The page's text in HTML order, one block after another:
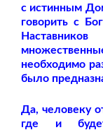
с истинным
говорить с
необходимо
было
Да, человеку
где и будет